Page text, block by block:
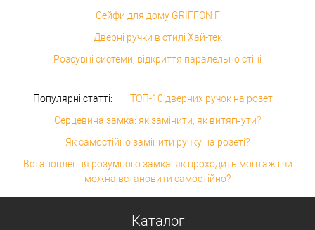
Сейфи для дому GRIFFON F
Дверні ручки в стилі Хай-тек
Розсувні системи, відкриття паралельно стіні
Популярні статті:
ТОП-10 дверних ручок на розеті
Серцевина замка: як замінити, як витягнути?
Як самостійно замінити ручку на розеті?
Встановлення розумного замка: як проходить монтаж і чи
можна встановити самостійно?
Каталог